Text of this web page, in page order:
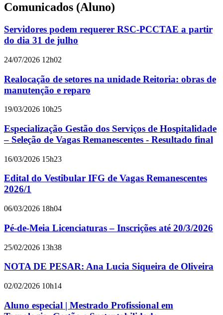
Comunicados (Aluno)
Servidores podem requerer RSC-PCCTAE a partir
do dia 31 de julho
24/07/2026 12h02
Realocação de setores na unidade Reitoria: obras de
manutenção e reparo
19/03/2026 10h25
Especialização Gestão dos Serviços de Hospitalidade
– Seleção de Vagas Remanescentes - Resultado final
16/03/2026 15h23
Edital do Vestibular IFG de Vagas Remanescentes
2026/1
06/03/2026 18h04
Pé-de-Meia Licenciaturas – Inscrições até 20/3/2026
25/02/2026 13h38
NOTA DE PESAR: Ana Lucia Siqueira de Oliveira
02/02/2026 10h14
Aluno especial | Mestrado Profissional em